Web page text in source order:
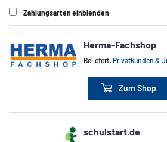
Zahlungsarten einblenden
Herma-Fachshop
Beliefert:Privatkunden &
Zum Shop
schulstart.de